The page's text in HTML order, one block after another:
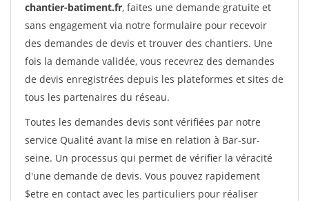
chantier-batiment.fr, faites une demande gratuite et
sans engagement via notre formulaire pour recevoir
des demandes de devis et trouver des chantiers. Une
fois la demande validée, vous recevrez des demandes
de devis enregistrées depuis les plateformes et sites de
tous les partenaires du réseau.
Toutes les demandes devis sont vérifiées par notre
service Qualité avant la mise en relation à Bar-sur-
seine. Un processus qui permet de vérifier la véracité
d'une demande de devis. Vous pouvez rapidement
$etre en contact avec les particuliers pour réaliser